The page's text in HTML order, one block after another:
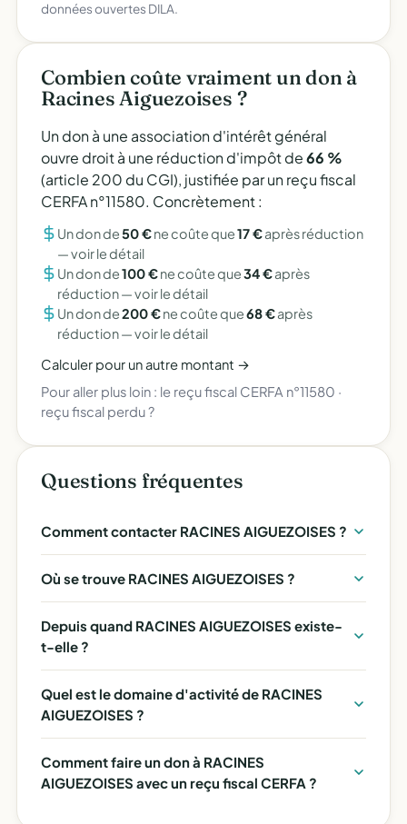
données ouvertes DILA.
Combien coûte vraiment un don à
Racines Aiguezoises ?
Un don à une association d'intérêt général
ouvre droit à une réduction d'impôt de66 %
(article 200 du CGI), justifiée par un reçu fiscal
CERFA n°11580. Concrètement :
Un don de50 €ne coûte que17 €après réduction
—voir le détail
Un don de100 €ne coûte que34 €après
réduction —voir le détail
Un don de200 €ne coûte que68 €après
réduction —voir le détail
Calculer pour un autre montant →
Pour aller plus loin : le reçu fiscal CERFA n°11580 ·
reçu fiscal perdu ?
Questions fréquentes
Comment contacter RACINES AIGUEZOISES ?
Où se trouve RACINES AIGUEZOISES ?
Depuis quand RACINES AIGUEZOISES existe-
t-elle ?
Quel est le domaine d'activité de RACINES
AIGUEZOISES ?
Comment faire un don à RACINES
AIGUEZOISES avec un reçu fiscal CERFA ?